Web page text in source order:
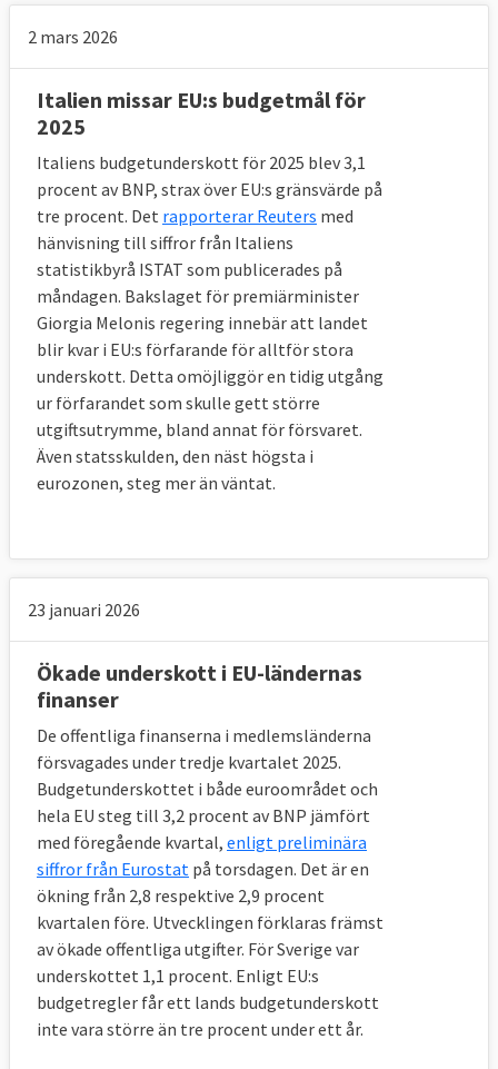
2 mars 2026
Italien missar EU:s budgetmål för
2025
Italiens budgetunderskott för 2025 blev 3,1
procent av BNP, strax över EU:s gränsvärde på
tre procent. Det rapporterar Reuters med
hänvisning till siffror från Italiens
statistikbyrå ISTAT som publicerades på
måndagen. Bakslaget för premiärminister
Giorgia Melonis regering innebär att landet
blir kvar i EU:s förfarande för alltför stora
underskott. Detta omöjliggör en tidig utgång
ur förfarandet som skulle gett större
utgiftsutrymme, bland annat för försvaret.
Även statsskulden, den näst högsta i
eurozonen, steg mer än väntat.
23 januari 2026
Ökade underskott i EU-ländernas
finanser
De offentliga finanserna i medlemsländerna
försvagades under tredje kvartalet 2025.
Budgetunderskottet i både euroområdet och
hela EU steg till 3,2 procent av BNP jämfört
med föregående kvartal, enligt preliminära
siffror från Eurostat på torsdagen. Det är en
ökning från 2,8 respektive 2,9 procent
kvartalen före. Utvecklingen förklaras främst
av ökade offentliga utgifter. För Sverige var
underskottet 1,1 procent. Enligt EU:s
budgetregler får ett lands budgetunderskott
inte vara större än tre procent under ett år.